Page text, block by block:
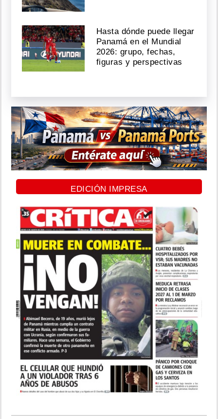
Hasta dónde puede llegar
Panamá en el Mundial
2026: grupo, fechas,
figuras y perspectivas
EDICIÓN IMPRESA